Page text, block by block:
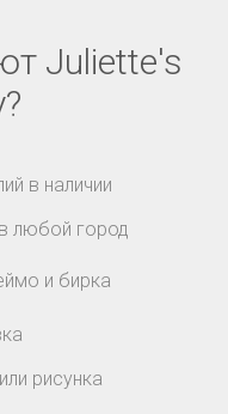
Juliette's
в наличии
любой город
рисунка
и бирка